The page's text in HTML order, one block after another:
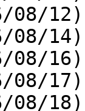
08/
08/
08/
08/
08/